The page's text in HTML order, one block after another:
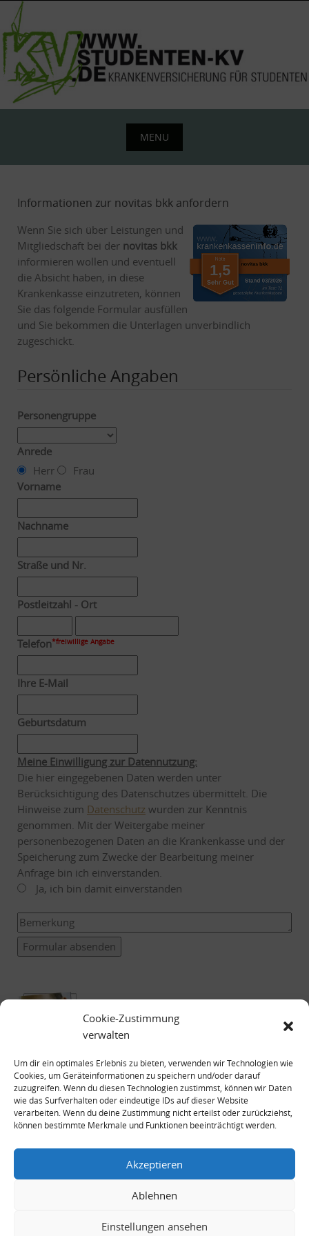
Cookie-Zustimmung
verwalten
Um dir ein optimales Erlebnis zu bieten, verwenden wir Technologien wie
Cookies, um Geräteinformationen zu speichern und/oder darauf
zuzugreifen. Wenn du diesen Technologien zustimmst, können wir Daten
wie das Surfverhalten oder eindeutige IDs auf dieser Website
verarbeiten. Wenn du deine Zustimmung nicht erteilst oder zurückziehst,
können bestimmte Merkmale und Funktionen beeinträchtigt werden.
Akzeptieren
Ablehnen
Einstellungen ansehen
Skip
content
MENU
Skip
content
Informationen zur novitas bkk anfordern
Wenn Sie sich über Leistungen und
Mitgliedschaft bei der novitas bkk
informieren wollen und eventuell
die Absicht haben, in diese
Krankenkasse einzutreten, können
Sie das folgende Formular ausfüllen
und Sie bekommen die Unterlagen unverbindlich
zugeschickt.
Persönliche Angaben
Personengruppe
Anrede
Herr
Frau
Vorname
Nachname
Straße und Nr.
Postleitzahl - Ort
Telefon*freiwillige Angabe
Ihre E-Mail
Geburtsdatum
Meine Einwilligung zur Datennutzung:
Die hier eingegebenen Daten werden unter
Berücksichtigung des Datenschutzes übermittelt. Die
Hinweise zum Datenschutz wurden zur Kenntnis
genommen. Mit der Weitergabe meiner
personenbezogenen Daten an die Krankenkasse und der
Speicherung zum Zwecke der Bearbeitung meiner
Anfrage bin ich einverstanden.
Ja, ich bin damit einverstanden
Formular absenden
Datenschutzerklärung